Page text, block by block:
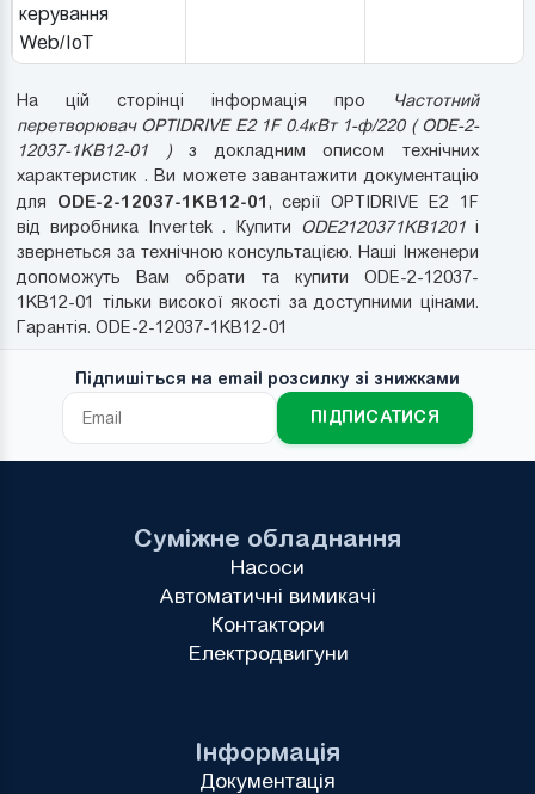
керування
Web/IoT
На цій сторінці інформація про
Частотний
перетворювач OPTIDRIVE E2 1F 0.4кВт 1-ф/220 ( ODE-2-
12037-1KB12-01 )з докладним описом технічних
характеристик . Ви можете завантажити документацію
для ODE-2-12037-1KB12-01 , серії OPTIDRIVE E2 1F
від виробника Invertek . Купити ODE2120371KB1201і
звернеться за технічною консультацією. Наші Інженери
допоможуть Вам обрати та купити ODE-2-12037-
1KB12-01 тільки високої якості за доступними цінами.
Гарантія. ODE-2-12037-1KB12-01
Підпишіться на email розсилку зі знижками
ПІДПИСАТИСЯ
Інформація
Документація
Суміжне обладнання
Насоси
Автоматичні вимикачі
Контактори
Електродвигуни